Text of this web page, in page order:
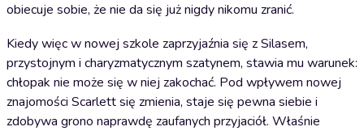
obiecuje sobie, że nie da się już nigdy nikomu zranić.
Kiedy więc w nowej szkole zaprzyjaźnia się z Silasem,
przystojnym i charyzmatycznym szatynem, stawia mu warunek:
chłopak nie może się w niej zakochać. Pod wpływem nowej
znajomości Scarlett się zmienia, staje się pewna siebie i
zdobywa grono naprawdę zaufanych przyjaciół. Właśnie